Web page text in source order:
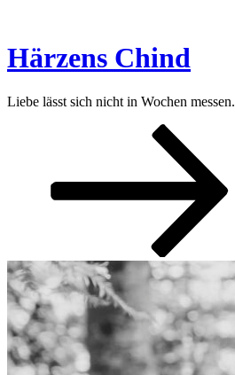
springen
Härzens Chind
Liebe lässt sich nicht in Wochen messen.